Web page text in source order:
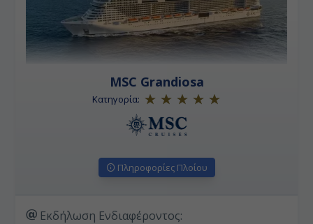
MSC Grandiosa
Κατηγορία:
Πληροφορίες Πλοίου
Εκδήλωση Ενδιαφέροντος: